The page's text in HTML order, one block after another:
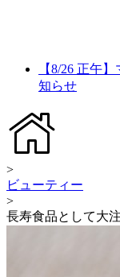
【8/26 正午
知らせ
>
ビューティー
>
長寿食品として大